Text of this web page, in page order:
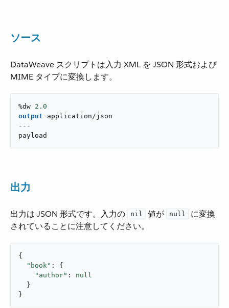
ソース
DataWeave スクリプトは入力 XML を JSON 形式および
MIME タイプに変換します。
%dw 2.0
output
application/json
---
payload
出力
出力は JSON 形式です。入力の ​ nil ​ 値が ​ null
​ に変換
されていることに注意してください。
{
"book" : {
"author" : null
  }
}